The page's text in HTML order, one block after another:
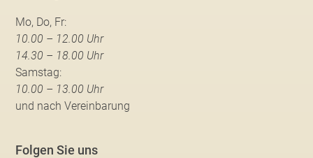
Mo, Do, Fr:
10.00 – 12.00 Uhr
14.30 – 18.00 Uhr
Samstag:
10.00 – 13.00 Uhr
und nach Vereinbarung
Folgen Sie uns